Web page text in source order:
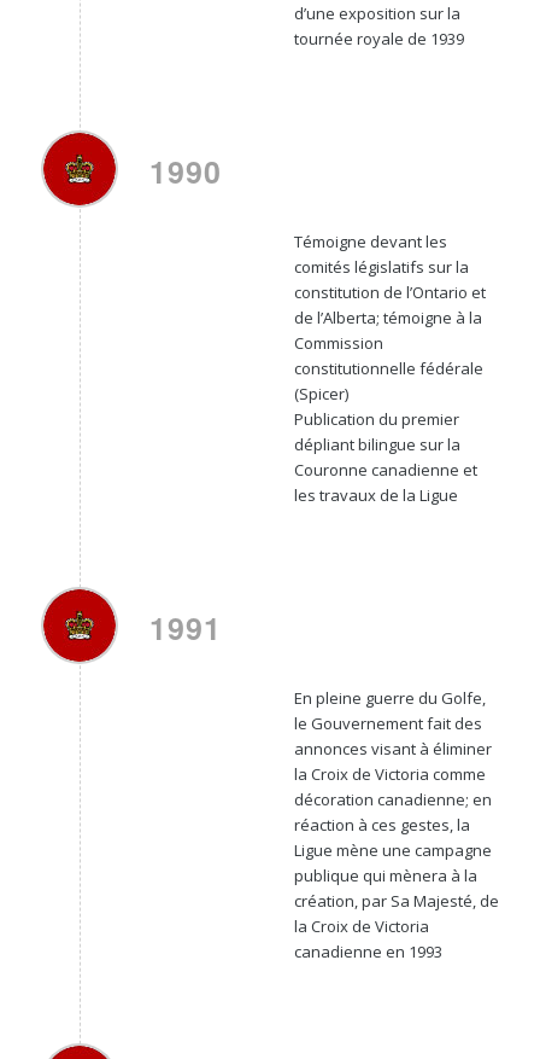
d’une exposition sur la
tournée royale de 1939
1990
Témoigne devant les
comités législatifs sur la
constitution de l’Ontario et
de l’Alberta; témoigne à la
Commission
constitutionnelle fédérale
(Spicer)
Publication du premier
dépliant bilingue sur la
Couronne canadienne et
les travaux de la Ligue
1991
En pleine guerre du Golfe,
le Gouvernement fait des
annonces visant à éliminer
la Croix de Victoria comme
décoration canadienne; en
réaction à ces gestes, la
Ligue mène une campagne
publique qui mènera à la
création, par Sa Majesté, de
la Croix de Victoria
canadienne en 1993